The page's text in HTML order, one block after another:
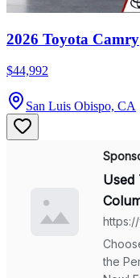
2026 Toyota Camry
$44,992
San Luis Obispo, CA